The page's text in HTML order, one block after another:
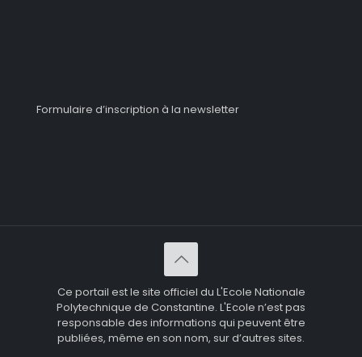
Formulaire d’inscription à la newsletter
Ce portail est le site officiel du L'Ecole Nationale
Polytechnique de Constantine. L'Ecole n’est pas
responsable des informations qui peuvent être
publiées, même en son nom, sur d’autres sites.